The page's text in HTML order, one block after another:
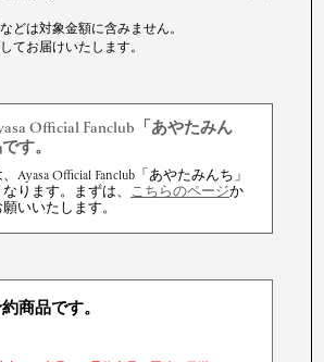
どは対象金額に含みません。
てお届けいたします。
Official Fanclub「あやたみん
す。
Ayasa Official Fanclub「あやたみんち」
ります。まずは、 こちらのページか
いいたします。
商品です。